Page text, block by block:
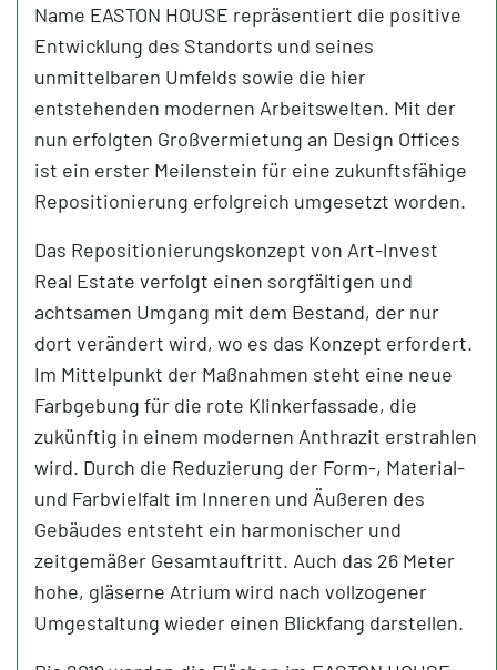
Name EASTON HOUSE repräsentiert die positive
Entwicklung des Standorts und seines
unmittelbaren Umfelds sowie die hier
entstehenden modernen Arbeitswelten. Mit der
nun erfolgten Großvermietung an Design Offices
ist ein erster Meilenstein für eine zukunftsfähige
Repositionierung erfolgreich umgesetzt worden.
Das Repositionierungskonzept von Art-Invest
Real Estate verfolgt einen sorgfältigen und
achtsamen Umgang mit dem Bestand, der nur
dort verändert wird, wo es das Konzept erfordert.
Im Mittelpunkt der Maßnahmen steht eine neue
Farbgebung für die rote Klinkerfassade, die
zukünftig in einem modernen Anthrazit erstrahlen
wird. Durch die Reduzierung der Form-, Material-
und Farbvielfalt im Inneren und Äußeren des
Gebäudes entsteht ein harmonischer und
zeitgemäßer Gesamtauftritt. Auch das 26 Meter
hohe, gläserne Atrium wird nach vollzogener
Umgestaltung wieder einen Blickfang darstellen.